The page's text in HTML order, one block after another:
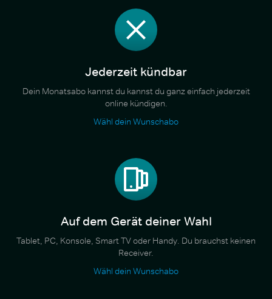
Jederzeit kündbar
Dein Monatsabo kannst du kannst du ganz einfach jederzeit
online kündigen.
Wähl dein Wunschabo
Auf dem Gerät deiner Wahl
Tablet, PC, Konsole, Smart TV oder Handy. Du brauchst keinen
Receiver.
Wähl dein Wunschabo